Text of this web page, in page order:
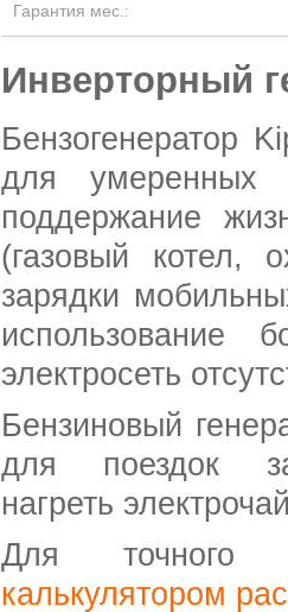
Гарантия мес.:
Инверторный
Бензогенератор
для умеренных
поддержание
(газовый котел,
зарядки
использование
электросеть
Бензиновый
для поездок
нагреть
Для точного
калькулятором